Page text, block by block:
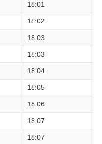
18:01
18:02
18:03
18:03
18:04
18:05
18:06
18:07
18:07